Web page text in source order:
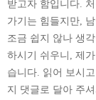
받고자 함입니다.
가기는 힘들지만,
조금 쉽지 않나 생
하시기 쉬우니, 제
습니다. 읽어 보시
지 댓글로 달아 주